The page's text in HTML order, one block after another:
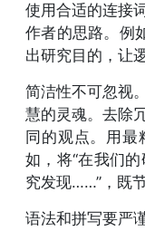
使用合适的连接
作者的思路。例
出研究目的，让
简洁性不可忽视
慧的灵魂。去除
同的观点。用最
如，将“在我们
究发现……”，既
语法和拼写要严